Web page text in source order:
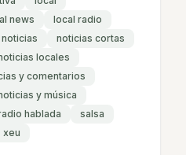
news
local radio
noticias
noticias cortas
locales
y comentarios
y música
hablada
salsa
xeu